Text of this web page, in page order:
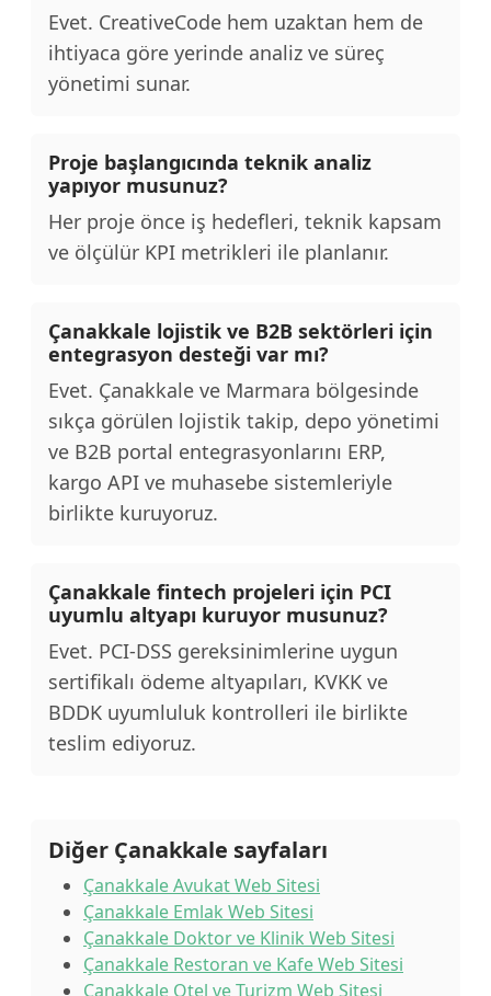
Evet. CreativeCode hem uzaktan hem de
ihtiyaca göre yerinde analiz ve süreç
yönetimi sunar.
Proje başlangıcında teknik analiz
yapıyor musunuz?
Her proje önce iş hedefleri, teknik kapsam
ve ölçülür KPI metrikleri ile planlanır.
Çanakkale lojistik ve B2B sektörleri için
entegrasyon desteği var mı?
Evet. Çanakkale ve Marmara bölgesinde
sıkça görülen lojistik takip, depo yönetimi
ve B2B portal entegrasyonlarını ERP,
kargo API ve muhasebe sistemleriyle
birlikte kuruyoruz.
Çanakkale fintech projeleri için PCI
uyumlu altyapı kuruyor musunuz?
Evet. PCI-DSS gereksinimlerine uygun
sertifikalı ödeme altyapıları, KVKK ve
BDDK uyumluluk kontrolleri ile birlikte
teslim ediyoruz.
Diğer Çanakkale sayfaları
Çanakkale Avukat Web Sitesi
Çanakkale Emlak Web Sitesi
Çanakkale Doktor ve Klinik Web Sitesi
Çanakkale Restoran ve Kafe Web Sitesi
Çanakkale Otel ve Turizm Web Sitesi